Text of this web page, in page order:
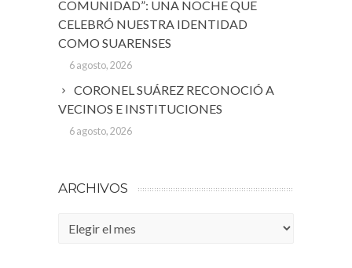
COMUNIDAD”: UNA NOCHE QUE
CELEBRÓ NUESTRA IDENTIDAD
COMO SUARENSES
6 agosto, 2026
CORONEL SUÁREZ RECONOCIÓ A
VECINOS E INSTITUCIONES
6 agosto, 2026
ARCHIVOS
Archivos